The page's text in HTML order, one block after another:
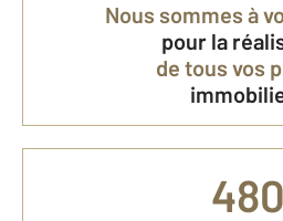
Nous sommes à
pour la
de tous vos
480